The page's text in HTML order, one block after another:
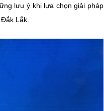
lưu ý khi lựa chọn giải pháp
Lắk.